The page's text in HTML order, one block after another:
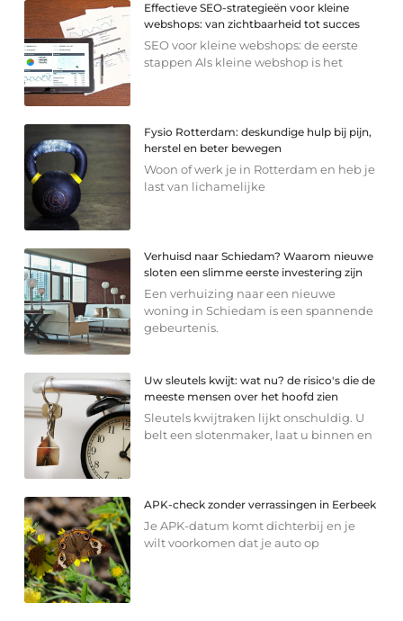
Effectieve SEO-strategieën voor kleine
webshops: van zichtbaarheid tot succes
SEO voor kleine webshops: de eerste
stappen Als kleine webshop is het
Fysio Rotterdam: deskundige hulp bij pijn,
herstel en beter bewegen
Woon of werk je in Rotterdam en heb je
last van lichamelijke
Verhuisd naar Schiedam? Waarom nieuwe
sloten een slimme eerste investering zijn
Een verhuizing naar een nieuwe
woning in Schiedam is een spannende
gebeurtenis.
Uw sleutels kwijt: wat nu? de risico's die de
meeste mensen over het hoofd zien
Sleutels kwijtraken lijkt onschuldig. U
belt een slotenmaker, laat u binnen en
APK-check zonder verrassingen in Eerbeek
Je APK-datum komt dichterbij en je
wilt voorkomen dat je auto op